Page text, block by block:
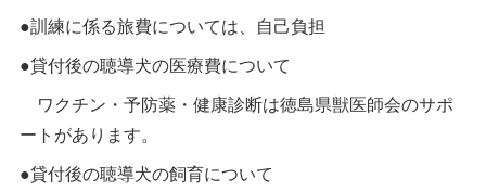
●訓練に係る旅費については、自己負担
●貸付後の聴導犬の医療費について
ワクチン・予防薬・健康診断は徳島県獣医師会のサポ
ートがあります。
●貸付後の聴導犬の飼育について